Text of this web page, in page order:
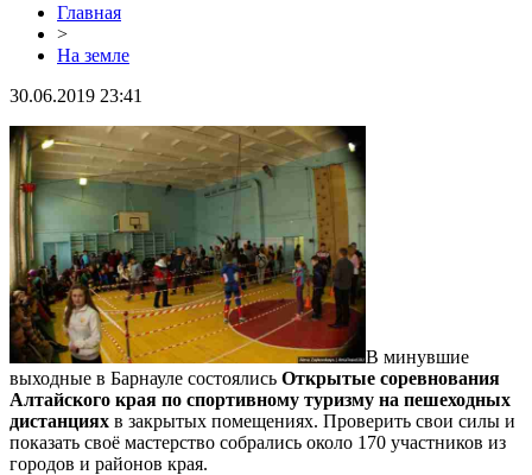
Главная
>
На земле
30.06.2019 23:41
В минувшие
выходные в Барнауле состоялись Открытые соревнования
Алтайского края по спортивному туризму на пешеходных
дистанциях в закрытых помещениях. Проверить свои силы и
показать своё мастерство собрались около 170 участников из
городов и районов края.